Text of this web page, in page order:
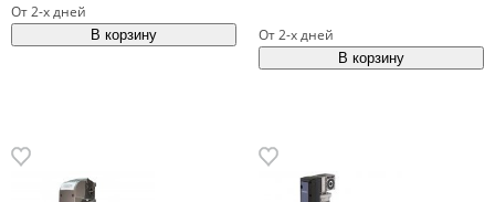
От 2-х дней
От 2-х дней